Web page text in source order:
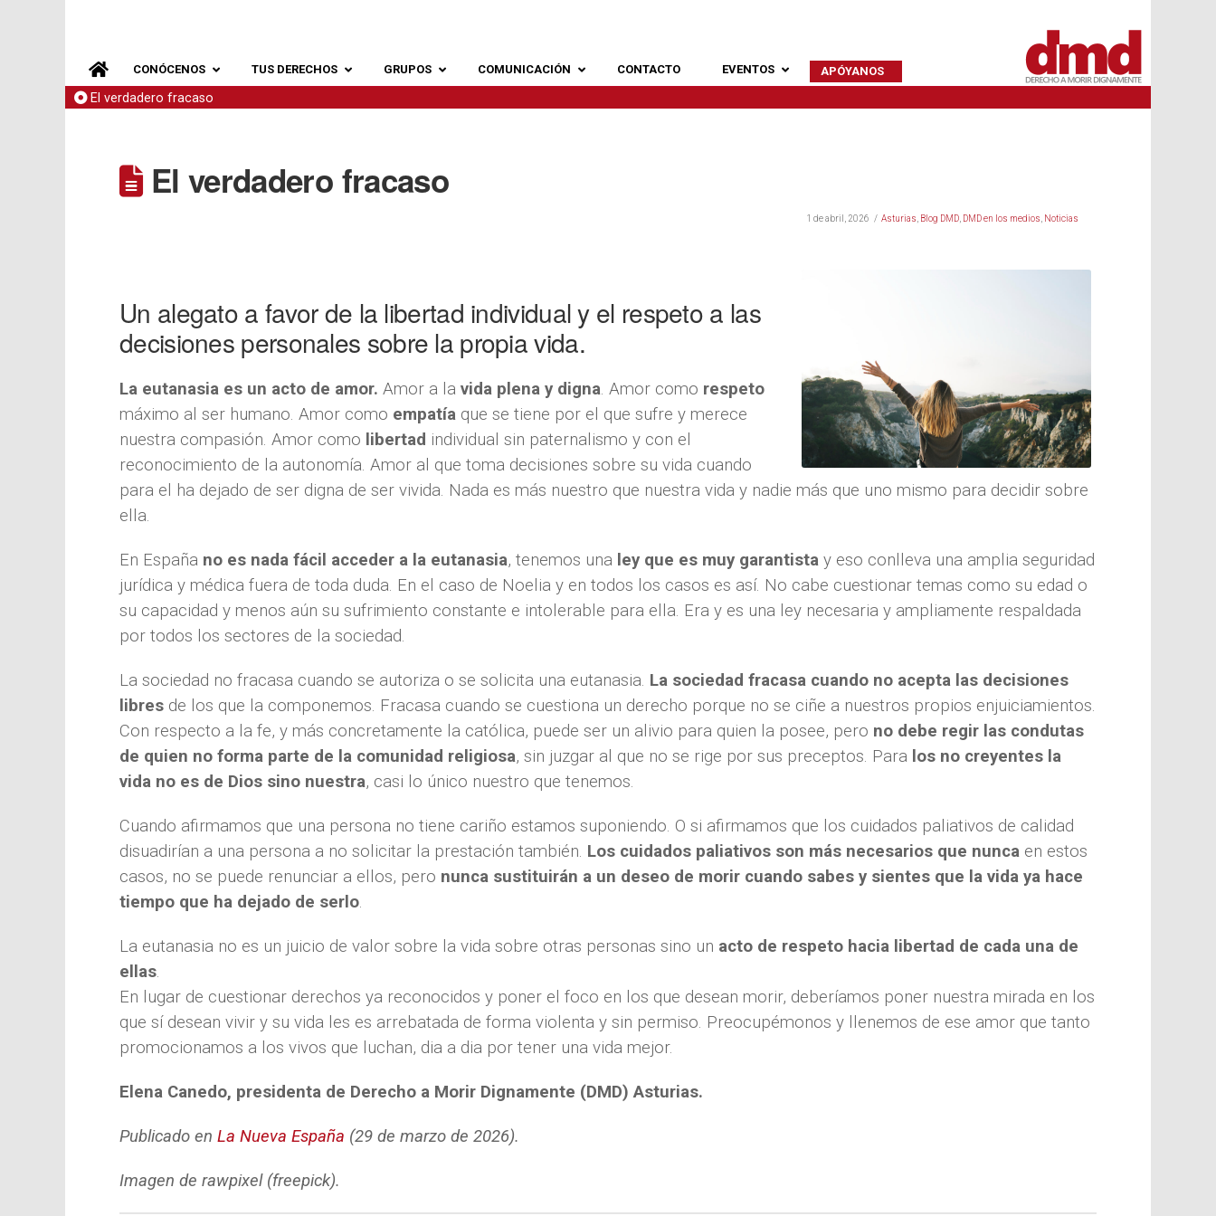
CONÓCENOS TUS DERECHOS GRUPOS COMUNICACIÓN CONTACTO EVENTOS APÓYANOS
El verdadero fracaso
El verdadero fracaso
1 de abril, 2026 Asturias Blog DMD DMD en los medios Noticias
Un alegato a favor de la libertad individual y el respeto a las
decisiones personales sobre la propia vida.
La eutanasia es un acto de amor. Amor a la vida plena y digna. Amor como respeto
máximo al ser humano. Amor como empatía que se tiene por el que sufre y merece
nuestra compasión. Amor como libertad individual sin paternalismo y con el
reconocimiento de la autonomía. Amor al que toma decisiones sobre su vida cuando
para el ha dejado de ser digna de ser vivida. Nada es más nuestro que nuestra vida y nadie más que uno mismo para decidir sobre
ella.
En España no es nada fácil acceder a la eutanasia, tenemos una ley que es muy garantista y eso conlleva una amplia seguridad
jurídica y médica fuera de toda duda. En el caso de Noelia y en todos los casos es así. No cabe cuestionar temas como su edad o
su capacidad y menos aún su sufrimiento constante e intolerable para ella. Era y es una ley necesaria y ampliamente respaldada
por todos los sectores de la sociedad.
La sociedad no fracasa cuando se autoriza o se solicita una eutanasia. La sociedad fracasa cuando no acepta las decisiones
libres de los que la componemos. Fracasa cuando se cuestiona un derecho porque no se ciñe a nuestros propios enjuiciamientos.
Con respecto a la fe, y más concretamente la católica, puede ser un alivio para quien la posee, pero no debe regir las condutas
de quien no forma parte de la comunidad religiosa, sin juzgar al que no se rige por sus preceptos. Para los no creyentes la
vida no es de Dios sino nuestra, casi lo único nuestro que tenemos.
Cuando afirmamos que una persona no tiene cariño estamos suponiendo. O si afirmamos que los cuidados paliativos de calidad
disuadirían a una persona a no solicitar la prestación también. Los cuidados paliativos son más necesarios que nunca en estos
casos, no se puede renunciar a ellos, pero nunca sustituirán a un deseo de morir cuando sabes y sientes que la vida ya hace
tiempo que ha dejado de serlo.
La eutanasia no es un juicio de valor sobre la vida sobre otras personas sino un acto de respeto hacia libertad de cada una de
ellas.
En lugar de cuestionar derechos ya reconocidos y poner el foco en los que desean morir, deberíamos poner nuestra mirada en los
que sí desean vivir y su vida les es arrebatada de forma violenta y sin permiso. Preocupémonos y llenemos de ese amor que tanto
promocionamos a los vivos que luchan, dia a dia por tener una vida mejor.
Elena Canedo, presidenta de Derecho a Morir Dignamente (DMD) Asturias.
Publicado en La Nueva España (29 de marzo de 2026).
Imagen de rawpixel (freepick).